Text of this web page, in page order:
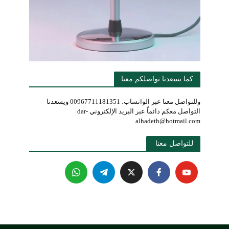
كما يسعدنا تواصلكم معنا
وللتواصل معنا عبر الواتساب: 00967711181351 ويسعدنا
التواصل معكم دائماً عبر البريد الإلكتروني dar-
alhadeth@hotmail.com
للتواصل معنا